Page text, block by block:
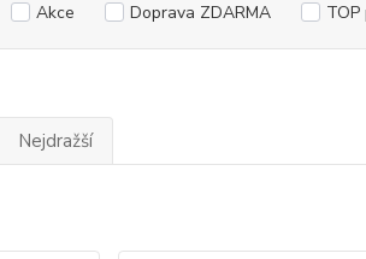
Akce Doprava ZDARMA
Nejdražší